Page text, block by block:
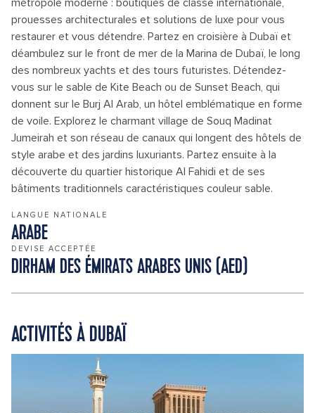
métropole moderne : boutiques de classe internationale,
prouesses architecturales et solutions de luxe pour vous
restaurer et vous détendre. Partez en croisière à Dubaï et
déambulez sur le front de mer de la Marina de Dubaï, le long
des nombreux yachts et des tours futuristes. Détendez-
vous sur le sable de Kite Beach ou de Sunset Beach, qui
donnent sur le Burj Al Arab, un hôtel emblématique en forme
de voile. Explorez le charmant village de Souq Madinat
Jumeirah et son réseau de canaux qui longent des hôtels de
style arabe et des jardins luxuriants. Partez ensuite à la
découverte du quartier historique Al Fahidi et de ses
bâtiments traditionnels caractéristiques couleur sable.
LANGUE NATIONALE
ARABE
DEVISE ACCEPTÉE
DIRHAM DES ÉMIRATS ARABES UNIS (AED)
ACTIVITÉS À DUBAÏ